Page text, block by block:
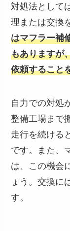
対処法として
理または交換
はマフラー補
もありますが
依頼すること
自力での対処
整備工場まで
走行を続ける
です。また、
は、この機会
ょう。交換に
す。